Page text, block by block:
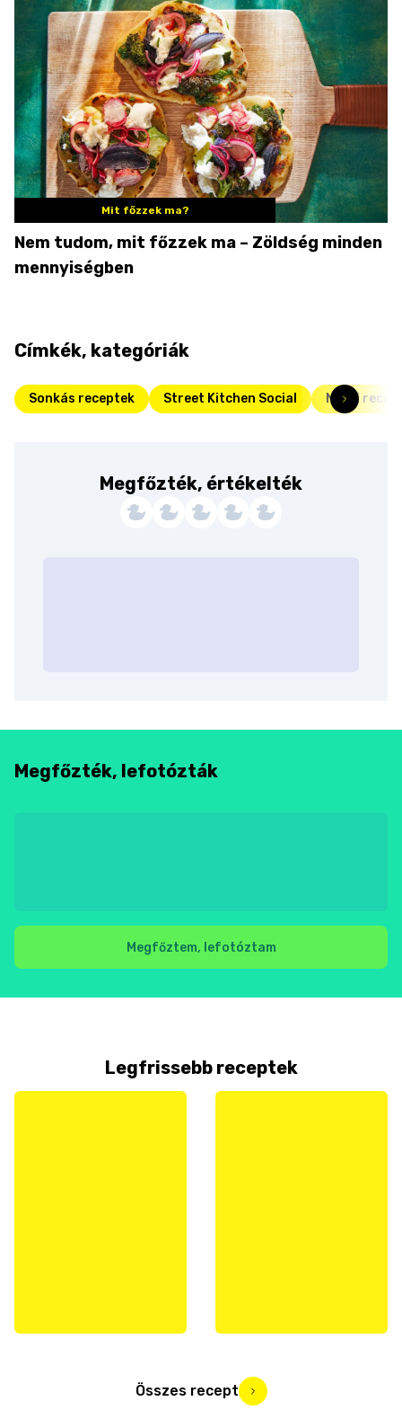
Mit főzzek ma?
Nem tudom, mit főzzek ma – Zöldség minden
mennyiségben
Címkék, kategóriák
Sonkás receptek Street Kitchen Social Nyári
Megfőzték, értékelték
Megfőzték, lefotózták
Megfőztem, lefotóztam
Legfrissebb receptek
Összes recept